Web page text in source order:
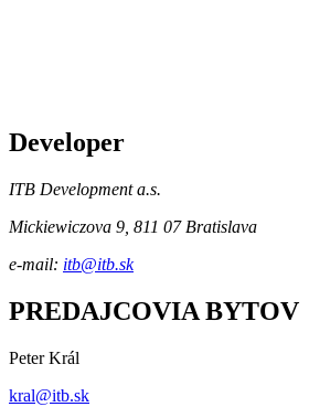
Developer
ITB Development a.s.
Mickiewiczova 9, 811 07 Bratislava
e-mail: itb@itb.sk
PREDAJCOVIA BYTOV
Peter Král
kral@itb.sk